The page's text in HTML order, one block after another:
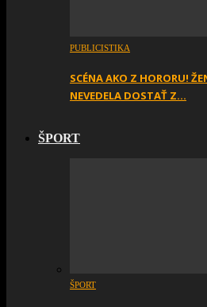
PUBLICISTIKA
SCÉNA AKO Z HORORU!
NEVEDELA DOSTAŤ Z…
ŠPORT
ŠPORT